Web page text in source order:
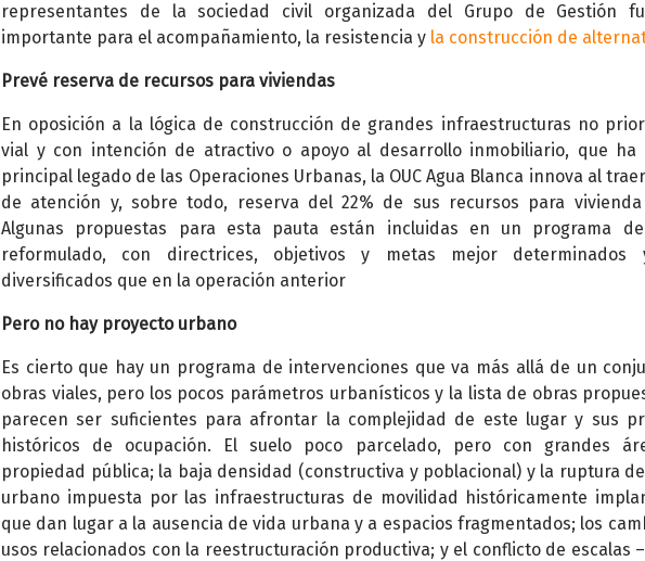
representantes de la sociedad civil organizada del Grupo de Gestión
importante para el acompañamiento, la resistencia y la construcción de
Prevé reserva de recursos para viviendas
En oposición a la lógica de construcción de grandes infraestructuras no
vial y con intención de atractivo o apoyo al desarrollo inmobiliario, que ha
principal legado de las Operaciones Urbanas, la OUC Agua Blanca innova al
de atención y, sobre todo, reserva del 22% de sus recursos para vivienda
Algunas propuestas para esta pauta están incluidas en un programa
reformulado, con directrices, objetivos y metas mejor determinados
diversificados que en la operación anterior
Pero no hay proyecto urbano
Es cierto que hay un programa de intervenciones que va más allá de un
obras viales, pero los pocos parámetros urbanísticos y la lista de obras
parecen ser suficientes para afrontar la complejidad de este lugar y sus
históricos de ocupación. El suelo poco parcelado, pero con grandes
propiedad pública; la baja densidad (constructiva y poblacional) y la ruptura
urbano impuesta por las infraestructuras de movilidad históricamente
que dan lugar a la ausencia de vida urbana y a espacios fragmentados; los
usos relacionados con la reestructuración productiva; y el conflicto de escalas